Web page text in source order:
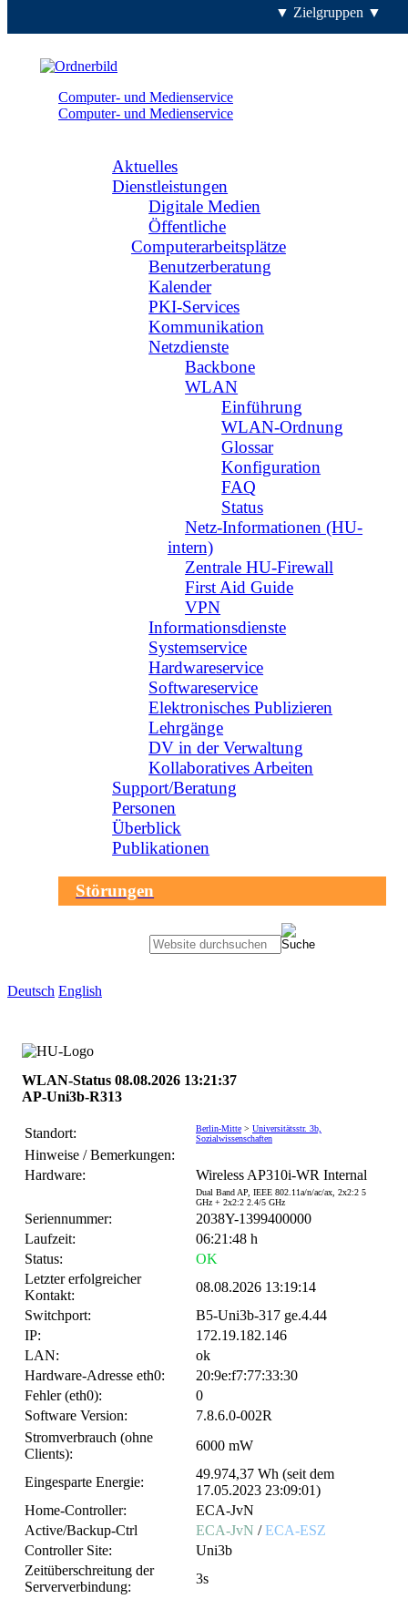
▼ Zielgruppen ▼
Computer- und Medienservice
Computer- und Medienservice
Aktuelles
Dienstleistungen
Digitale Medien
Öffentliche
Computerarbeitsplätze
Benutzerberatung
Kalender
PKI-Services
Kommunikation
Netzdienste
Backbone
WLAN
Einführung
WLAN-Ordnung
Glossar
Konfiguration
FAQ
Status
Netz-Informationen (HU-
intern)
Zentrale HU-Firewall
First Aid Guide
VPN
Informationsdienste
Systemservice
Hardwareservice
Softwareservice
Elektronisches Publizieren
Lehrgänge
DV in der Verwaltung
Kollaboratives Arbeiten
Support/Beratung
Personen
Überblick
Publikationen
Störungen
Sprachauswahl
Deutsch English
Humboldt-
zu
Berlin
Computer-
und
Medienservice
WLAN-Status 08.08.2026 13:21:37
AP-Uni3b-R313
Standort: Berlin-Mitte > Universitätsstr. 3b,
Sozialwissenschaften
Hinweise / Bemerkungen:
Hardware:
Wireless AP310i-WR Internal
Dual Band AP, IEEE 802.11a/n/ac/ax, 2x2:2 5
GHz + 2x2:2 2.4/5 GHz
Seriennummer:
2038Y-1399400000
Laufzeit:
06:21:48 h
Status:
OK
Letzter erfolgreicher
Kontakt:
08.08.2026 13:19:14
Switchport:
B5-Uni3b-317 ge.4.44
IP:
172.19.182.146
LAN:
ok
Hardware-Adresse eth0:
20:9e:f7:77:33:30
Fehler (eth0):
0
Software Version:
7.8.6.0-002R
Stromverbrauch (ohne
Clients):
6000 mW
Eingesparte Energie:
49.974,37 Wh (seit dem
17.05.2023 23:09:01)
Home-Controller:
ECA-JvN
Active/Backup-Ctrl
ECA-JvN /ECA-ESZ
Controller Site:
Uni3b
Zeitüberschreitung der
Serververbindung:
3s